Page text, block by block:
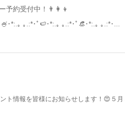
予約受付中！👨‍👩‍👦
･*:.｡ ｡.:*･ﾟ🍉･*:.｡ ｡.:*･ﾟ👒･*:.｡ ｡.:*･...
ト情報を皆様にお知らせします！😍５月